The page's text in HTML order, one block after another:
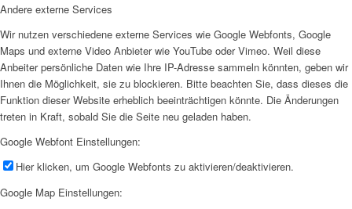
Andere externe Services
Wir nutzen verschiedene externe Services wie Google Webfonts, Google
Maps und externe Video Anbieter wie YouTube oder Vimeo. Weil diese
Anbeiter persönliche Daten wie Ihre IP-Adresse sammeln könnten, geben wir
Ihnen die Möglichkeit, sie zu blockieren. Bitte beachten Sie, dass dieses die
Funktion dieser Website erheblich beeinträchtigen könnte. Die Änderungen
treten in Kraft, sobald Sie die Seite neu geladen haben.
Google Webfont Einstellungen:
Hier klicken, um Google Webfonts zu aktivieren/deaktivieren.
Google Map Einstellungen: